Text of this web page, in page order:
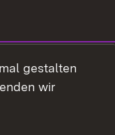
gestalten
wir